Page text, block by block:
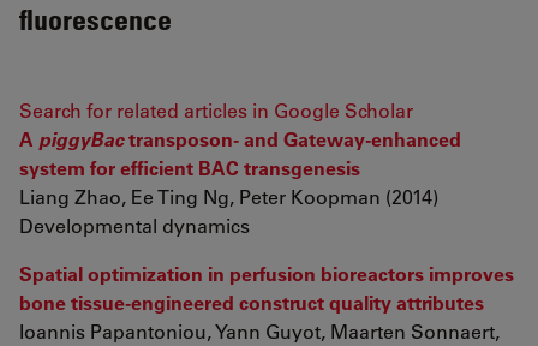
fluorescence
Search for related articles in Google Scholar
A piggyBactransposon- and Gateway-enhanced
system for efficient BAC transgenesis
Liang Zhao, Ee Ting Ng, Peter Koopman (2014)
Developmental dynamics
Spatial optimization in perfusion bioreactors improves
bone tissue-engineered construct quality attributes
Ioannis Papantoniou, Yann Guyot, Maarten Sonnaert,